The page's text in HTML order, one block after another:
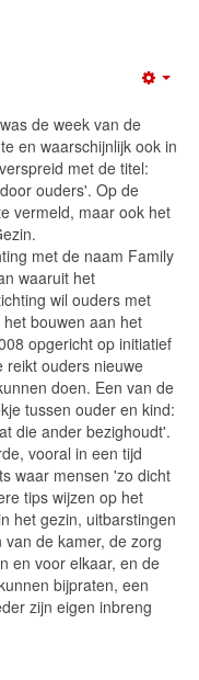
de week van de
en waarschijnlijk ook in
met de titel:
ouders'. Op de
vermeld, maar ook het
met de naam Family
waaruit het
wil ouders met
bouwen aan het
opgericht op initiatief
reikt ouders nieuwe
doen. Een van de
tussen ouder en kind:
die ander bezighoudt'.
vooral in een tijd
waar mensen 'zo dicht
tips wijzen op het
het gezin, uitbarstingen
de kamer, de zorg
en voor elkaar, en de
bijpraten, een
zijn eigen inbreng